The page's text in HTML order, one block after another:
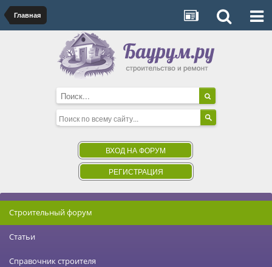
Главная
ВХОД НА ФОРУМ
РЕГИСТРАЦИЯ
Строительный форум
Статьи
Справочник строителя